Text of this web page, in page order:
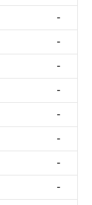
-
-
-
-
-
-
-
-